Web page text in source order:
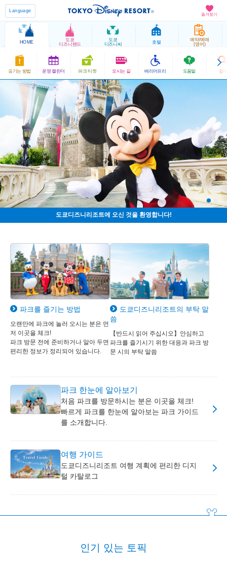
즐겨찾기
Language
HOME
도쿄
디즈니랜드
도쿄
디즈니씨
호텔
예약/예매
(영어)
즐기는 방법 운영 캘린더 파크 티켓 오시는 길 배리어프리 도움말 검색
도쿄디즈니리조트에 오신 것을 환영합니다!
파크를 즐기는 방법
오랜만에 파크에 놀러 오시는 분은 먼
저 이곳을 체크!
파크 방문 전에 준비하거나 알아 두면
편리한 정보가 정리되어 있습니다.
도쿄디즈니리조트의 부탁 말
씀
【반드시 읽어 주십시오】안심하고
파크를 즐기시기 위한 대응과 파크 방
문 시의 부탁 말씀
파크 한눈에 알아보기
처음 파크를 방문하시는 분은 이곳을 체크!
빠르게 파크를 한눈에 알아보는 파크 가이드
를 소개합니다.
여행 가이드
도쿄디즈니리조트 여행 계획에 편리한 디지
털 카탈로그
인기 있는 토픽